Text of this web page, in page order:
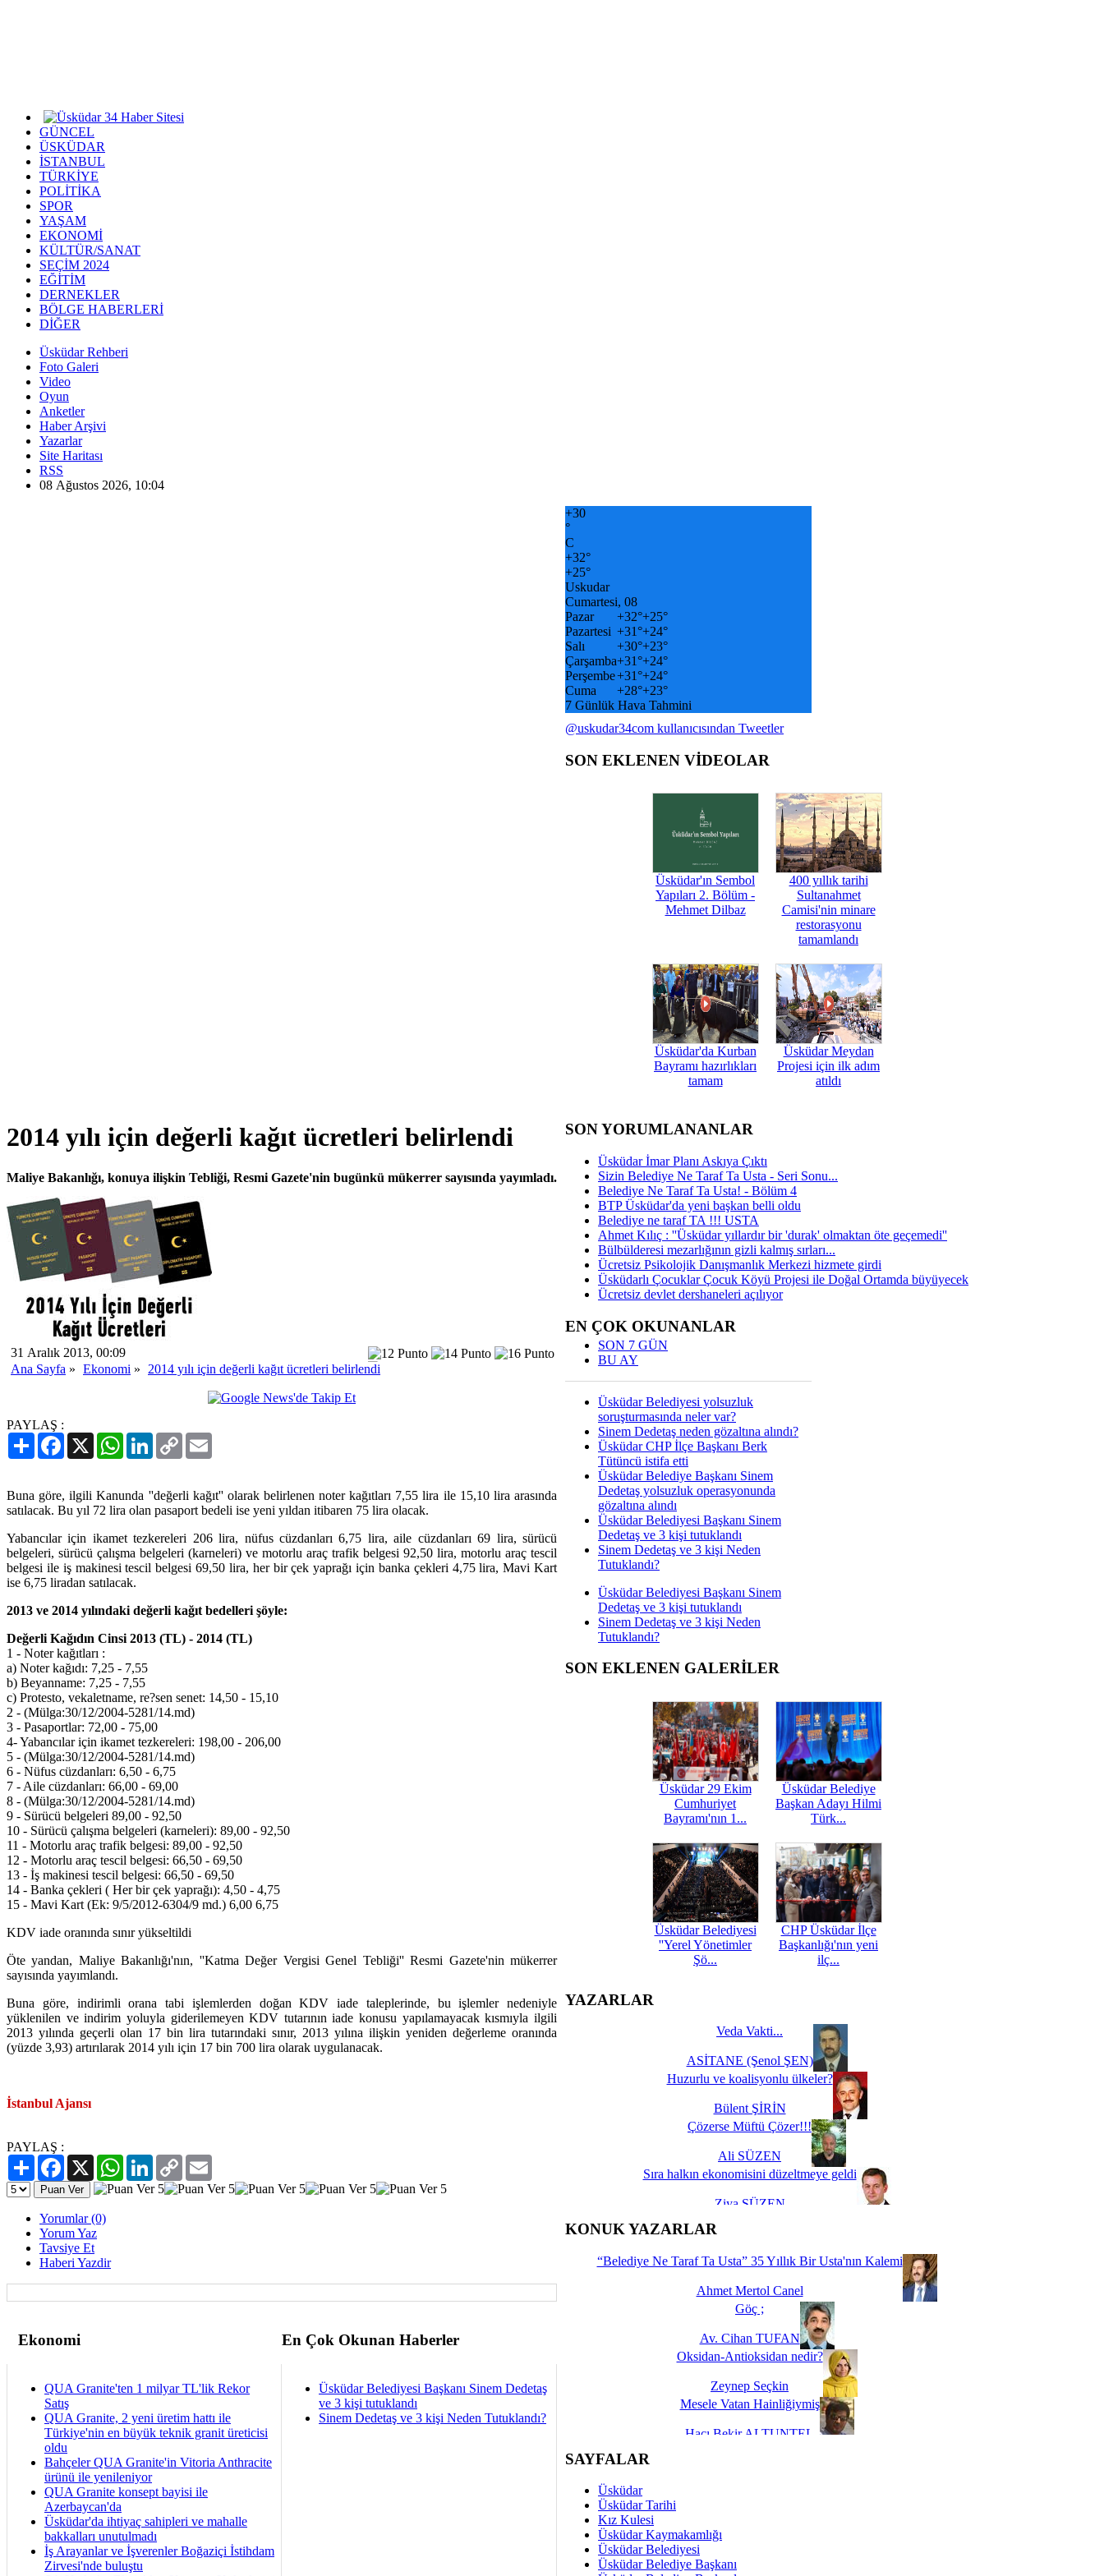
GÜNCEL
ÜSKÜDAR
İSTANBUL
TÜRKİYE
POLİTİKA
SPOR
YAŞAM
EKONOMİ
KÜLTÜR/SANAT
SEÇİM 2024
EĞİTİM
DERNEKLER
BÖLGE HABERLERİ
DİĞER
Üsküdar Rehberi
Foto Galeri
Video
Oyun
Anketler
Haber Arşivi
Yazarlar
Site Haritası
RSS
08 Ağustos 2026, 10:04
2014 yılı için değerli kağıt ücretleri belirlendi
Maliye Bakanlığı, konuya ilişkin Tebliği, Resmi Gazete'nin bugünkü mükerrer sayısında yayımladı.
31 Aralık 2013, 00:09
Ana Sayfa » Ekonomi » 2014 yılı için değerli kağıt ücretleri belirlendi
PAYLAŞ :
PaylaşFacebook
X WhatsAppLinkedIn
Copy
Link
Buna göre, ilgili Kanunda ''değerli kağıt'' olarak belirlenen noter kağıtları 7,55 lira ile 15,10 lira arasında
satılacak. Bu yıl 72 lira olan pasaport bedeli ise yeni yıldan itibaren 75 lira olacak.
Yabancılar için ikamet tezkereleri 206 lira, nüfus cüzdanları 6,75 lira, aile cüzdanları 69 lira, sürücü
belgeleri, sürücü çalışma belgeleri (karneleri) ve motorlu araç trafik belgesi 92,50 lira, motorlu araç tescil
belgesi ile iş makinesi tescil belgesi 69,50 lira, her bir çek yaprağı için banka çekleri 4,75 lira, Mavi Kart
ise 6,75 liradan satılacak.
2013 ve 2014 yılındaki değerli kağıt bedelleri şöyle:
Değerli Kağıdın Cinsi 2013 (TL) - 2014 (TL)
1 - Noter kağıtları :
a) Noter kağıdı: 7,25 - 7,55
b) Beyanname: 7,25 - 7,55
c) Protesto, vekaletname, re?sen senet: 14,50 - 15,10
2 - (Mülga:30/12/2004-5281/14.md)
3 - Pasaportlar: 72,00 - 75,00
4- Yabancılar için ikamet tezkereleri: 198,00 - 206,00
5 - (Mülga:30/12/2004-5281/14.md)
6 - Nüfus cüzdanları: 6,50 - 6,75
7 - Aile cüzdanları: 66,00 - 69,00
8 - (Mülga:30/12/2004-5281/14.md)
9 - Sürücü belgeleri 89,00 - 92,50
10 - Sürücü çalışma belgeleri (karneleri): 89,00 - 92,50
11 - Motorlu araç trafik belgesi: 89,00 - 92,50
12 - Motorlu araç tescil belgesi: 66,50 - 69,50
13 - İş makinesi tescil belgesi: 66,50 - 69,50
14 - Banka çekleri ( Her bir çek yaprağı): 4,50 - 4,75
15 - Mavi Kart (Ek: 9/5/2012-6304/9 md.) 6,00 6,75
KDV iade oranında sınır yükseltildi
Öte yandan, Maliye Bakanlığı'nın, ''Katma Değer Vergisi Genel Tebliği'' Resmi Gazete'nin mükerrer
sayısında yayımlandı.
Buna göre, indirimli orana tabi işlemlerden doğan KDV iade taleplerinde, bu işlemler nedeniyle
yüklenilen ve indirim yoluyla giderilemeyen KDV tutarının iade konusu yapılamayacak kısmıyla ilgili
2013 yılında geçerli olan 17 bin lira tutarındaki sınır, 2013 yılına ilişkin yeniden değerleme oranında
(yüzde 3,93) artırılarak 2014 yılı için 17 bin 700 lira olarak uygulanacak.
İstanbul Ajansı
PAYLAŞ :
PaylaşFacebook
X WhatsAppLinkedIn
Copy
Link
Yorumlar (0)
Yorum Yaz
Tavsiye Et
Haberi Yazdir
Ekonomi En Çok Okunan Haberler
QUA Granite'ten 1 milyar TL'lik Rekor
Satış
QUA Granite, 2 yeni üretim hattı ile
Türkiye'nin en büyük teknik granit üreticisi
oldu
Bahçeler QUA Granite'in Vitoria Anthracite
ürünü ile yenileniyor
QUA Granite konsept bayisi ile
Azerbaycan'da
Üsküdar'da ihtiyaç sahipleri ve mahalle
bakkalları unutulmadı
İş Arayanlar ve İşverenler Boğaziçi İstihdam
Zirvesi'nde buluştu
Üsküdar Belediyesi Başkanı Sinem Dedetaş
ve 3 kişi tutuklandı
Sinem Dedetaş ve 3 kişi Neden Tutuklandı?
+30
°
C
+32°
+25°
Uskudar
Cumartesi, 08
Pazar
+32°+25°
Pazartesi +31°+24°
Salı
+30°+23°
Çarşamba+31°+24°
Perşembe+31°+24°
Cuma
+28°+23°
7 Günlük Hava Tahmini
@uskudar34com kullanıcısından Tweetler
SON EKLENEN VİDEOLAR
Üsküdar'ın Sembol
Yapıları 2. Bölüm -
Mehmet Dilbaz
400 yıllık tarihi
Sultanahmet
Camisi'nin minare
restorasyonu
tamamlandı
Üsküdar'da Kurban
Bayramı hazırlıkları
tamam
Üsküdar Meydan
Projesi için ilk adım
atıldı
SON YORUMLANANLAR
Üsküdar İmar Planı Askıya Çıktı
Sizin Belediye Ne Taraf Ta Usta - Seri Sonu...
Belediye Ne Taraf Ta Usta! - Bölüm 4
BTP Üsküdar'da yeni başkan belli oldu
Belediye ne taraf TA !!! USTA
Ahmet Kılıç : ''Üsküdar yıllardır bir 'durak' olmaktan öte geçemedi''
Bülbülderesi mezarlığının gizli kalmış sırları...
Ücretsiz Psikolojik Danışmanlık Merkezi hizmete girdi
Üsküdarlı Çocuklar Çocuk Köyü Projesi ile Doğal Ortamda büyüyecek
Ücretsiz devlet dershaneleri açılıyor
EN ÇOK OKUNANLAR
SON 7 GÜN
BU AY
Üsküdar Belediyesi yolsuzluk
soruşturmasında neler var?
Sinem Dedetaş neden gözaltına alındı?
Üsküdar CHP İlçe Başkanı Berk
Tütüncü istifa etti
Üsküdar Belediye Başkanı Sinem
Dedetaş yolsuzluk operasyonunda
gözaltına alındı
Üsküdar Belediyesi Başkanı Sinem
Dedetaş ve 3 kişi tutuklandı
Sinem Dedetaş ve 3 kişi Neden
Tutuklandı?
Üsküdar Belediyesi Başkanı Sinem
Dedetaş ve 3 kişi tutuklandı
Sinem Dedetaş ve 3 kişi Neden
Tutuklandı?
SON EKLENEN GALERİLER
Üsküdar 29 Ekim
Cumhuriyet
Bayramı'nın 1...
Üsküdar Belediye
Başkan Adayı Hilmi
Türk...
Üsküdar Belediyesi
''Yerel Yönetimler
Şö...
CHP Üsküdar İlçe
Başkanlığı'nın yeni
ilç...
YAZARLAR
Veda Vakti...
ASİTANE (Şenol ŞEN)
Huzurlu ve koalisyonlu ülkeler?
Bülent ŞİRİN
Çözerse Müftü Çözer!!!
Ali SÜZEN
Sıra halkın ekonomisini düzeltmeye geldi
Ziya SÜZEN
İşte Biz buyuz...
KONUK YAZARLAR
“Belediye Ne Taraf Ta Usta” 35 Yıllık Bir Usta'nın Kalemi
Ahmet Mertol Canel
Göç ;
Av. Cihan TUFAN
Oksidan-Antioksidan nedir?
Zeynep Seçkin
Mesele Vatan Hainliğiymiş
Hacı Bekir ALTUNTEL
Dünya Fani, Ama Kısa Bir Süre De Olsa Burdayız
Savaş ŞENEL
Hukukun Adaleti Kalmadı Üstadım!
SAYFALAR
Üsküdar
Üsküdar Tarihi
Kız Kulesi
Üsküdar Kaymakamlığı
Üsküdar Belediyesi
Üsküdar Belediye Başkanı